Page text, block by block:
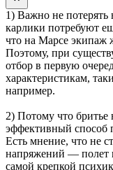
1) Важно не потерять
карлики потребуют
что на Марсе экипаж
Поэтому, при
отбор в первую
характеристикам,
например.
2) Потому что
эффективный способ
Есть мнение, что не
напряжений — полет
самой крепкой